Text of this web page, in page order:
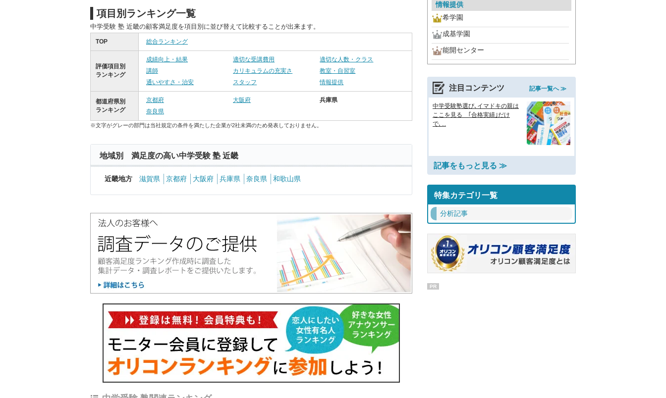
項目別ランキング一覧
中学受験 塾 近畿の顧客満足度を項目別に並び替えて比較することが出来ます。
TOP 総合ランキング
評価項目別
ランキング
成績向上・結果 適切な受講費用
適切な人数・クラス
講師
カリキュラムの充実さ
教室・自習室
通いやすさ・治安
スタッフ 情報提供
都道府県別
ランキング
京都府 大阪府
兵庫県
奈良県
※文字がグレーの部門は当社規定の条件を満たした企業が2社未満のため発表しておりません。
地域別 満足度の高い中学受験 塾 近畿
近畿地方 滋賀県 京都府 大阪府 兵庫県 奈良県 和歌山県
情報提供
希学園
成基学園
能開センター
注目コンテンツ 記事一覧へ ≫
中学受験塾選び､イマドキの親は
ここを見る ｢合格実績｣だけ
で､...
記事をもっと見る ≫
特集カテゴリ一覧
分析記事
PR